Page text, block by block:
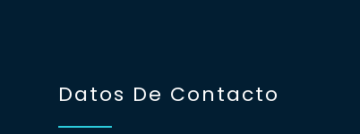
Datos De Contacto